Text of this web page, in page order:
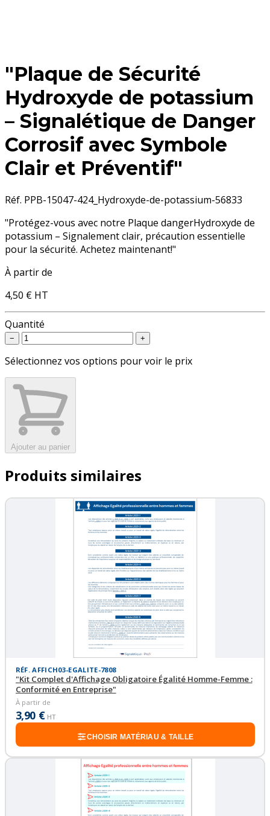
"Plaque de Sécurité
Hydroxyde de potassium
– Signalétique de Danger
Corrosif avec Symbole
Clair et Préventif"
Réf. PPB-15047-424_Hydroxyde-de-potassium-56833
"Protégez-vous avec notre Plaque dangerHydroxyde de
potassium – Signalement clair, précaution essentielle
pour la sécurité. Achetez maintenant!"
À partir de
4,50 € HT
Quantité
− +
Sélectionnez vos options pour voir le prix
Ajouter au panier
Produits similaires
RÉF. AFFICH03-EGALITE-7808
"Kit Complet d'Affichage Obligatoire Égalité Homme-Femme :
Conformité en Entreprise"
À partir de
3,90 € HT
CHOISIR MATÉRIAU & TAILLE